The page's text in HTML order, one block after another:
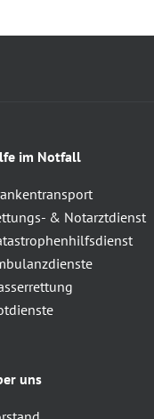
im Notfall
& Notarztdienst
uns